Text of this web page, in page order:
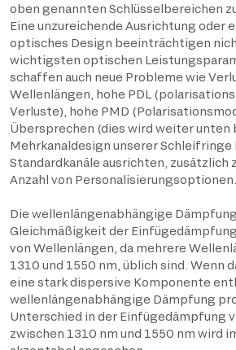
oben genannten Schlüsselbereichen
Eine unzureichende Ausrichtung oder
optisches Design beeinträchtigen
wichtigsten optischen
schaffen auch neue Probleme wie
Wellenlängen, hohe PDL
Verluste), hohe PMD
Übersprechen (dies wird weiter unten
Mehrkanaldesign unserer Schleifringe
Standardkanäle ausrichten, zusätzlich
Anzahl von Personalisierungsoptionen.
Die wellenlängenabhängige
Gleichmäßigkeit der
von Wellenlängen, da mehrere
1310 und 1550 nm, üblich sind. Wenn
eine stark dispersive Komponente
wellenlängenabhängige Dämpfung
Unterschied in der Einfügedämpfung
zwischen 1310 nm und 1550 nm wird